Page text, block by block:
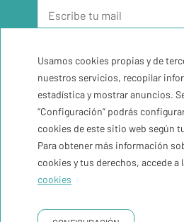
El tiempo 30ºC
Contacto
Newsletter
Condiciones de reserva
POLÍTICA DE PRIVACIDAD POLÍTICA DE COOKIES
Usamos cookies propias y de
nuestros servicios, recopilar
estadística y mostrar anuncios.
“Configuración” podrás
cookies de este sitio web según
Para obtener más información
cookies y tus derechos, accede a
cookies